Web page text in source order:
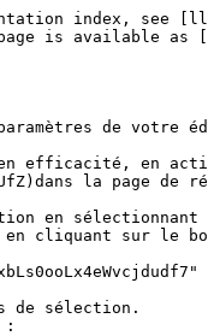
index, see
is available
de
efficacité, en
la page
en sélectionnant
cliquant sur le
de sélection.
: